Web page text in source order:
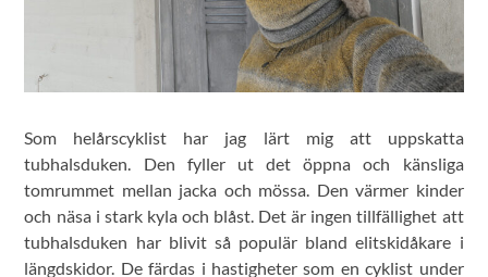
Som helårscyklist har jag lärt mig att uppskatta
tubhalsduken. Den fyller ut det öppna och känsliga
tomrummet mellan jacka och mössa. Den värmer kinder
och näsa i stark kyla och blåst. Det är ingen tillfällighet att
tubhalsduken har blivit så populär bland elitskidåkare i
längdskidor. De färdas i hastigheter som en cyklist under